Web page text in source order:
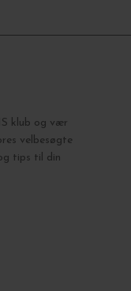
klub og vær
velbesøgte
tips til din